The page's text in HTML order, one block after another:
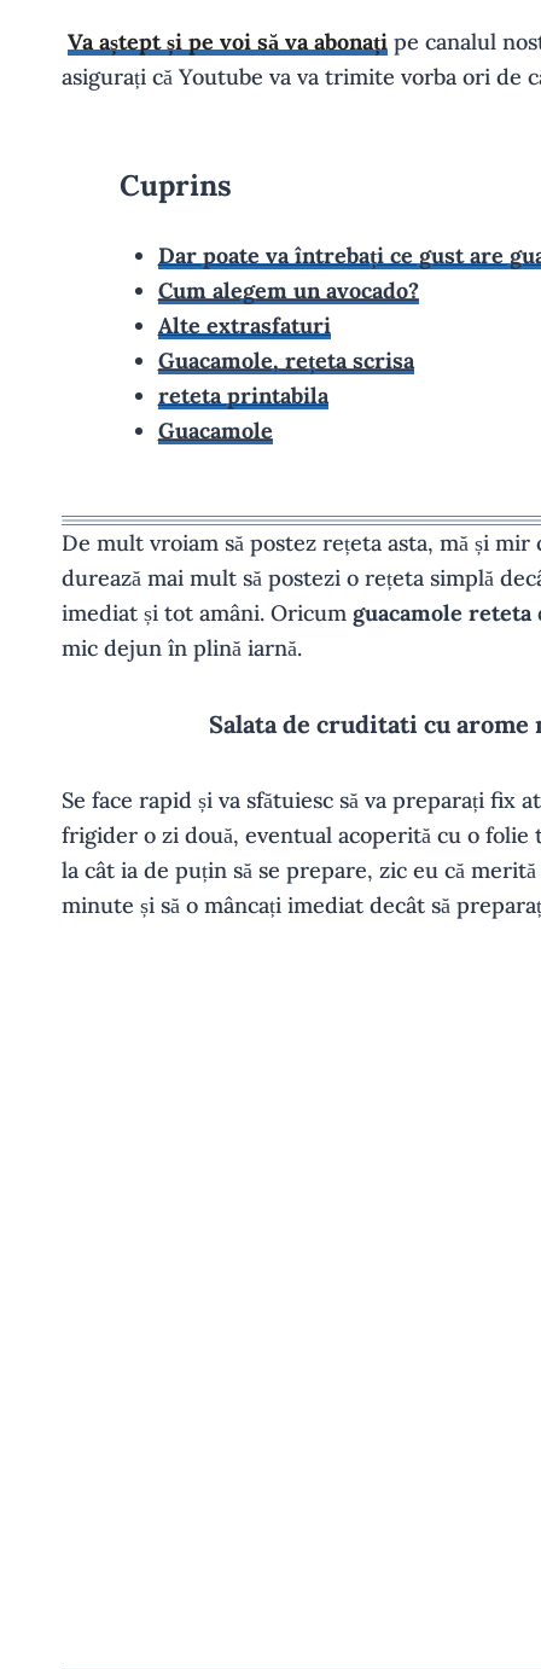
Va aștept și pe voi să va abonați pe canalul
asigurați că Youtube va va trimite vorba ori de
Cuprins
Dar poate va întrebați ce gust are
Cum alegem un avocado?
Alte extrasfaturi
Guacamole, rețeta scrisa
reteta printabila
Guacamole
De mult vroiam să postez rețeta asta, mă și
durează mai mult să postezi o rețeta simplă
imediat și tot amâni. Oricum guacamole reteta
mic dejun în plină iarnă.
Salata de cruditati cu arome
Se face rapid și va sfătuiesc să va preparați fix
frigider o zi două, eventual acoperită cu o folie
la cât ia de puțin să se prepare, zic eu că
minute și să o mâncați imediat decât să